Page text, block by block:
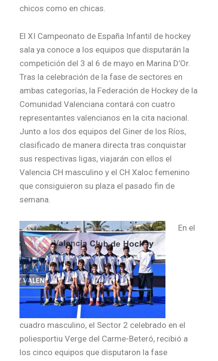
chicos como en chicas.
El XI Campeonato de España Infantil de hockey
sala ya conoce a los equipos que disputarán la
competición del 3 al 6 de mayo en Marina D’Or.
Tras la celebración de la fase de sectores en
ambas categorías, la Federación de Hockey de la
Comunidad Valenciana contará con cuatro
representantes valencianos en la cita nacional.
Junto a los dos equipos del Giner de los Ríos,
clasificado de manera directa tras conquistar
sus respectivas ligas, viajarán con ellos el
Valencia CH masculino y el CH Xaloc femenino
que consiguieron su plaza el pasado fin de
semana.
En el
cuadro masculino, el Sector 2 celebrado en el
poliesportiu Verge del Carme-Beteró, recibió a
los cinco equipos que disputaron la fase